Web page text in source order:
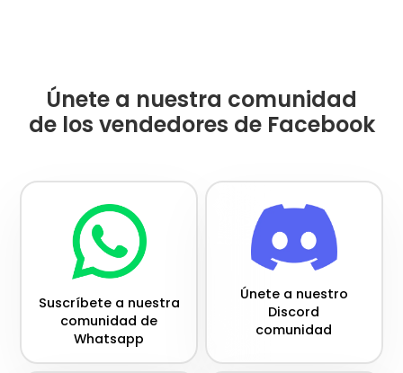
Únete a nuestra comunidad
de los vendedores de Facebook
Suscríbete a nuestra
comunidad de
Whatsapp
Únete a nuestro
Discord
comunidad